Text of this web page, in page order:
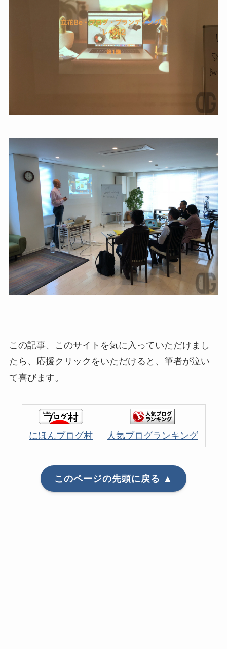
この記事、このサイトを気に入っていただけまし
たら、応援クリックをいただけると、筆者が泣い
て喜びます。
にほんブログ村 人気ブログランキング
このページの先頭に戻る ▲